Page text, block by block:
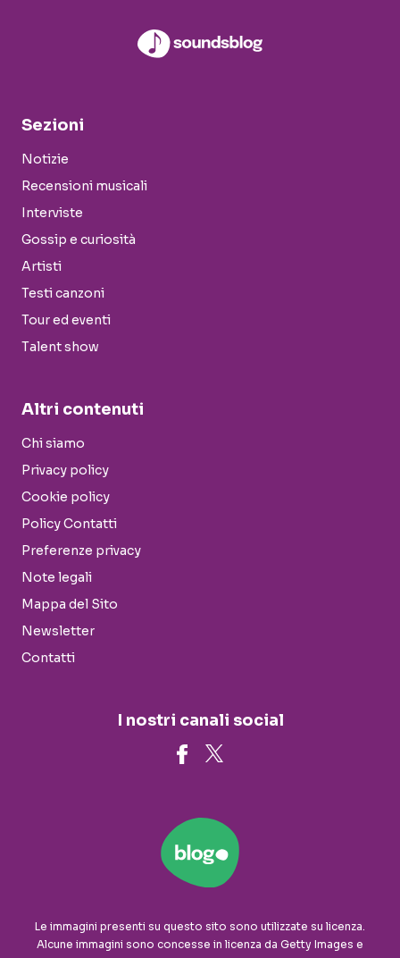
Sezioni
Notizie
Recensioni musicali
Interviste
Gossip e curiosità
Artisti
Testi canzoni
Tour ed eventi
Talent show
Altri contenuti
Chi siamo
Privacy policy
Cookie policy
Policy Contatti
Preferenze privacy
Note legali
Mappa del Sito
Newsletter
Contatti
I nostri canali social
Le immagini presenti su questo sito sono utilizzate su licenza.
Alcune immagini sono concesse in licenza da Getty Images e